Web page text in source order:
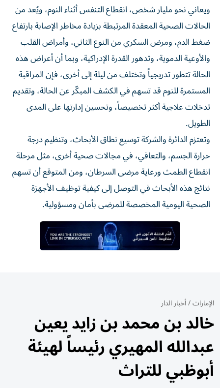
ويعاني نحو مليار شخص، انقطاع التنفس أثناء النوم، ويُعد من
الحالات الصحية المعقدة المرتبطة بزيادة مخاطر الإصابة بارتفاع
ضغط الدم، ومرض السكري من النوع الثاني، وأمراض القلب
والأوعية الدموية، وتدهور القدرة الإدراكية، وبما أن أعراض هذه
الحالة تتطور تدريجياً وتختلف من ليلة إلى أخرى، فإن المراقبة
المستمرة للنوم قد تسهم في الكشف المبكّر عن الحالة، وتقديم
تدخلات علاجية أكثر تخصيصاً، وتحسين إدارتها على المدى
الطويل.
وتعتزم الدائرة والشركة توسيع نطاق الأبحاث، وتنظيم درجة
حرارة الجسم، والتعافي، في مجالات صحية أخرى، مثل مرحلة
انقطاع الطمث ورعاية مرضى السرطان، ومن المتوقع أن تسهم
نتائج هذه الأبحاث في التوصل إلى كيفية توظيف الأجهزة
الصحية اليومية المخصصة للمرضى بأمان ومسؤولية.
الإمارات/أخبار الدار
خالد بن محمد بن زايد يعين
عبدالله المهيري رئيساً لهيئة
أبوظبي للتراث